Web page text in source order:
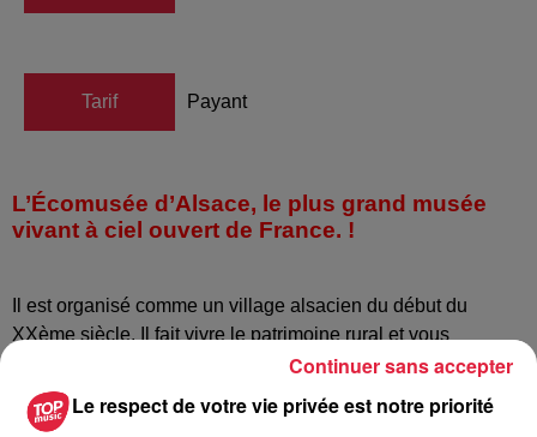
Tarif Payant
L’Écomusée d’Alsace, le plus grand musée
vivant à ciel ouvert de France. !
Il est organisé comme un village alsacien du début du
XXème siècle. Il fait vivre le patrimoine rural et vous
présente les Arts et Traditions Populaires de l’Alsace :
bâtiments et objets de collection, artisans au travail,
expositions, animations quotidiennes et grands
Le respect de votre vie privée est notre priorité
Continuer sans accepter